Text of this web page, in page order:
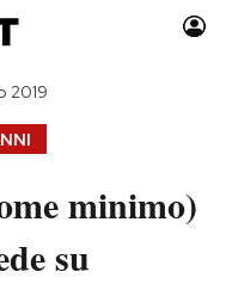
2019
minimo)
su